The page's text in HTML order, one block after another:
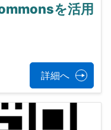
を活用
詳細へ